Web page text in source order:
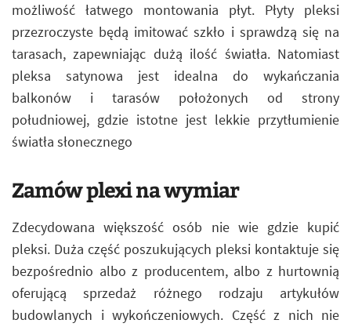
możliwość łatwego montowania płyt. Płyty pleksi
przezroczyste będą imitować szkło i sprawdzą się na
tarasach, zapewniając dużą ilość światła. Natomiast
pleksa satynowa jest idealna do wykańczania
balkonów i tarasów położonych od strony
południowej, gdzie istotne jest lekkie przytłumienie
światła słonecznego
Zamów plexi na wymiar
Zdecydowana większość osób nie wie gdzie kupić
pleksi. Duża część poszukujących pleksi kontaktuje się
bezpośrednio albo z producentem, albo z hurtownią
oferującą sprzedaż różnego rodzaju artykułów
budowlanych i wykończeniowych. Część z nich nie